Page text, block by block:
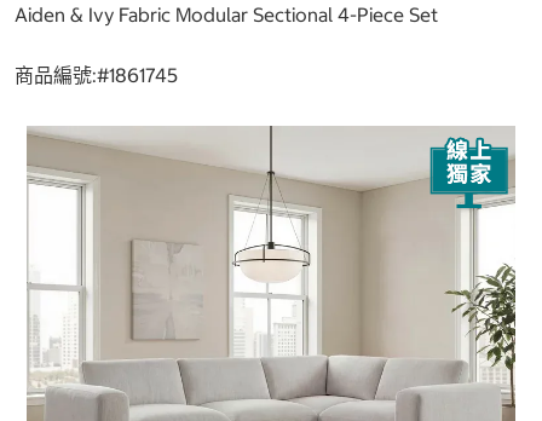
Aiden & Ivy Fabric Modular Sectional 4-Piece Set
商品編號:#1861745